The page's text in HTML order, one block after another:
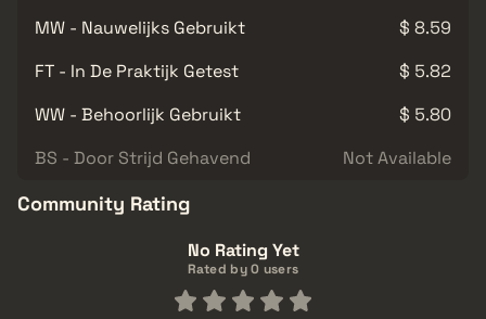
MW - Nauwelijks Gebruikt
$ 8.59
FT - In De Praktijk Getest
$ 5.82
WW - Behoorlijk Gebruikt
$ 5.80
BS - Door Strijd Gehavend
Not Available
Community Rating
No Rating Yet
Rated by 0 users